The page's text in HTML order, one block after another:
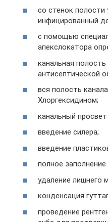
со стенок полости
инфицированный
с помощью
апекслокатора
канальная
антисептической
вся полость
Хлоргексидином;
канальный
введение силера;
введение
полное заполнение
удаление лишнего
конденсация
проведение